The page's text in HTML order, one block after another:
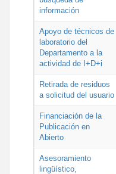
información
Apoyo de técnicos de
laboratorio del
Departamento a la
actividad de I+D+i
Retirada de residuos
a solicitud del usuario
Financiación de la
Publicación en
Abierto
Asesoramiento
lingüístico,